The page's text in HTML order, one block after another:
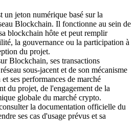
traders
jeton numérique basé sur la
Blockchain. Il fonctionne au sein de
blockchain hôte et peut remplir
la gouvernance ou la participation à
du projet.
Blockchain, ses transactions
sous-jacent et de son mécanisme
ses performances de marché
du projet, de l'engagement de la
globale du marché crypto.
la documentation officielle du
ses cas d'usage prévus et sa